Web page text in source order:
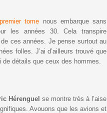
premier tome nous embarque sans
les années 30. Cela transpire
ces années. Je pense surtout au
folles. J’ai d’ailleurs trouvé que
détails que ceux des hommes.
Hérenguel se montre très à l’aise
Avouons que les avions et